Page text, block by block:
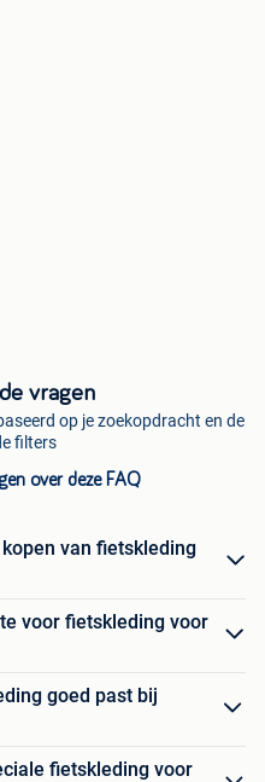
vragen
op je zoekopdracht en de
filters
over deze FAQ
van fietskleding
voor fietskleding voor
goed past bij
fietskleding voor